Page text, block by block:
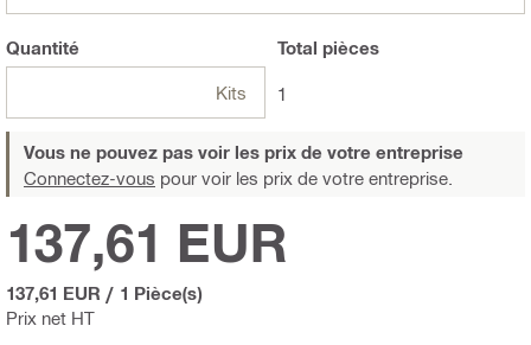
Quantité
Kits
Total pièces
1
Vous ne pouvez pas voir les prix de votre entreprise
Connectez-vous pour voir les prix de votre entreprise.
Prix net HT
137,61 EUR
137,61 EUR / 1 Pièce(s)